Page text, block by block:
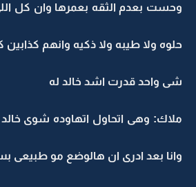
وحست بعدم الثقه بعمرها وان كل
حلوه ولا طيبه ولا ذكيه وانهم كذابين
شى واحد قدرت اشد خالد له
ملاك: وهى اتحاول اتهاوده شوى
وانا بعد ادرى ان هالوضع مو طبيعى